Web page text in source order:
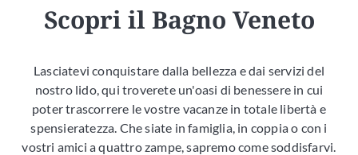
Scopri il Bagno Veneto
Lasciatevi conquistare dalla bellezza e dai servizi del
nostro lido, qui troverete un'oasi di benessere in cui
poter trascorrere le vostre vacanze in totale libertà e
spensieratezza. Che siate in famiglia, in coppia o con i
vostri amici a quattro zampe, sapremo come soddisfarvi.